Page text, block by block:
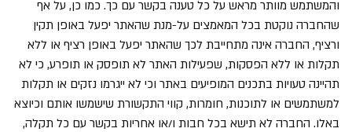
והמשתמש מוותר מראש על כל טענה בקשר עם כך. כמו כן, על אף
שהחברה נוקטת בכל המאמצים על-מנת שהאתר יפעל באופן תקין
ורציף, החברה אינה מתחייבת לכך שהאתר יפעל באופן רציף או ללא
תקלות או ללא הפסקות, שפעילות האתר לא תופסק או תופרע, כי לא
תהיינה טעויות בתכנים המופיעים באתר וכי לא ייגרמו נזקים או תקלות
למשתמשים או לתוכנות, חומרות, קווי התקשורת שישמשו אותם וכיוצא
באלו. החברה לא תישא בכל חבות ו/או אחריות בקשר עם כל תקלה,